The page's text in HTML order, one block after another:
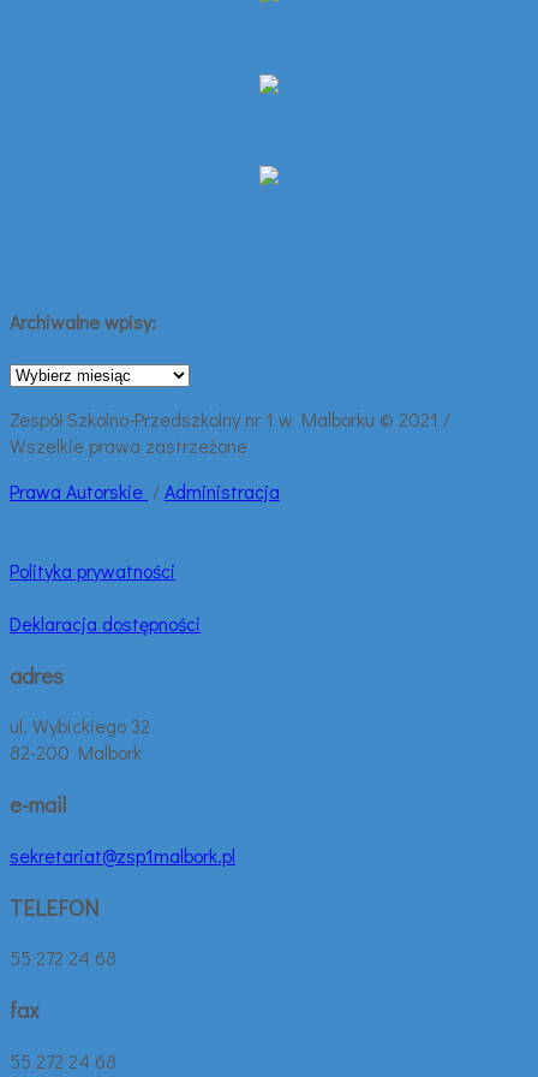
Archiwalne wpisy:
Archiwalne
Zespół Szkolno-Przedszkolny nr 1 w Malborku © 2021 /
Wszelkie prawa zastrzeżone
Prawa Autorskie /Administracja
Polityka prywatności
Deklaracja dostępności
adres
ul. Wybickiego 32
82-200 Malbork
e-mail
sekretariat@zsp1malbork.pl
TELEFON
55 272 24 68
fax
55 272 24 68